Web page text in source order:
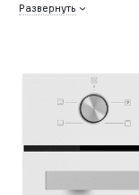
Развернуть